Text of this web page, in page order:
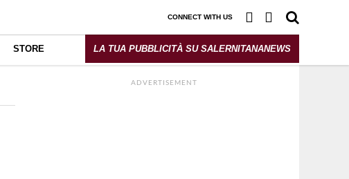
CONNECT WITH US
STORE LA TUA PUBBLICITÀ SU SALERNITANANEWS
ADVERTISEMENT